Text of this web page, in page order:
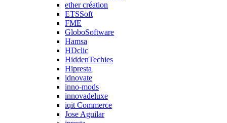
ether création
ETSSoft
FME
GloboSoftware
Hamsa
HDclic
HiddenTechies
Hipresta
idnovate
inno-mods
innovadeluxe
iqit Commerce
Jose Aguilar